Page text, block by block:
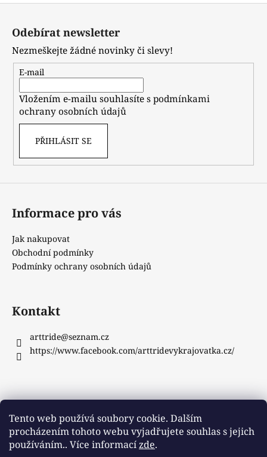
Tento web používá soubory cookie. Dalším
procházením tohoto webu vyjadřujete souhlas s jejich
používáním.. Více informacízde.
Odebírat newsletter
Nezmeškejte žádné novinky či slevy!
E-mail
Vložením e-mailu souhlasíte spodmínkami
ochrany osobních údajů
PŘIHLÁSIT SE
Informace pro vás
Jak nakupovat
Obchodní podmínky
Podmínky ochrany osobních údajů
Kontakt
arttride@seznam.cz
https://www.facebook.com/arttridevykrajovatka.cz/
Instagram